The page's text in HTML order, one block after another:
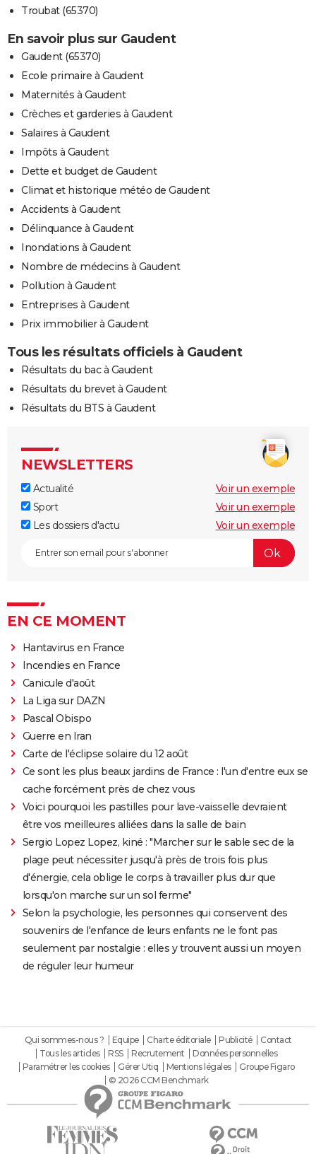
Troubat (65370)
En savoir plus sur Gaudent
Gaudent (65370)
Ecole primaire à Gaudent
Maternités à Gaudent
Crèches et garderies à Gaudent
Salaires à Gaudent
Impôts à Gaudent
Dette et budget de Gaudent
Climat et historique météo de Gaudent
Accidents à Gaudent
Délinquance à Gaudent
Inondations à Gaudent
Nombre de médecins à Gaudent
Pollution à Gaudent
Entreprises à Gaudent
Prix immobilier à Gaudent
Tous les résultats officiels à Gaudent
Résultats du bac à Gaudent
Résultats du brevet à Gaudent
Résultats du BTS à Gaudent
NEWSLETTERS
Actualité
Voir un exemple
Sport
Voir un exemple
Les dossiers d'actu
Voir un exemple
EN CE MOMENT
Hantavirus en France
Incendies en France
Canicule d'août
La Liga sur DAZN
Pascal Obispo
Guerre en Iran
Carte de l'éclipse solaire du 12 août
Ce sont les plus beaux jardins de France : l'un d'entre eux se
cache forcément près de chez vous
Voici pourquoi les pastilles pour lave-vaisselle devraient
être vos meilleures alliées dans la salle de bain
Sergio Lopez Lopez, kiné : "Marcher sur le sable sec de la
plage peut nécessiter jusqu'à près de trois fois plus
d'énergie, cela oblige le corps à travailler plus dur que
lorsqu'on marche sur un sol ferme"
Selon la psychologie, les personnes qui conservent des
souvenirs de l'enfance de leurs enfants ne le font pas
seulement par nostalgie : elles y trouvent aussi un moyen
de réguler leur humeur
Qui sommes-nous ? Equipe Charte éditoriale Publicité
Contact
Tous les articles
RSS Recrutement
Données personnelles
Paramétrer les cookies
Gérer Utiq Mentions légales
Groupe Figaro
© 2026 CCM Benchmark